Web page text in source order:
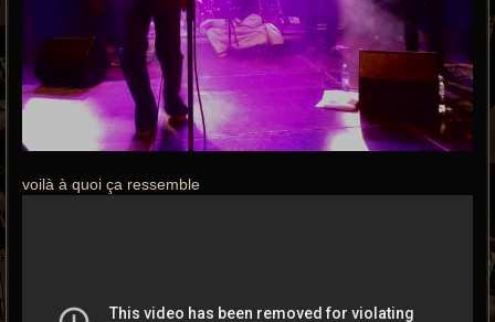
voilà à quoi ça ressemble